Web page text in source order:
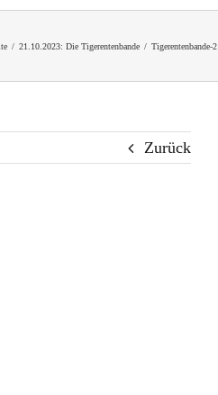
21.10.2023: Die Tigerentenbande Tigerentenbande-2
Zurück